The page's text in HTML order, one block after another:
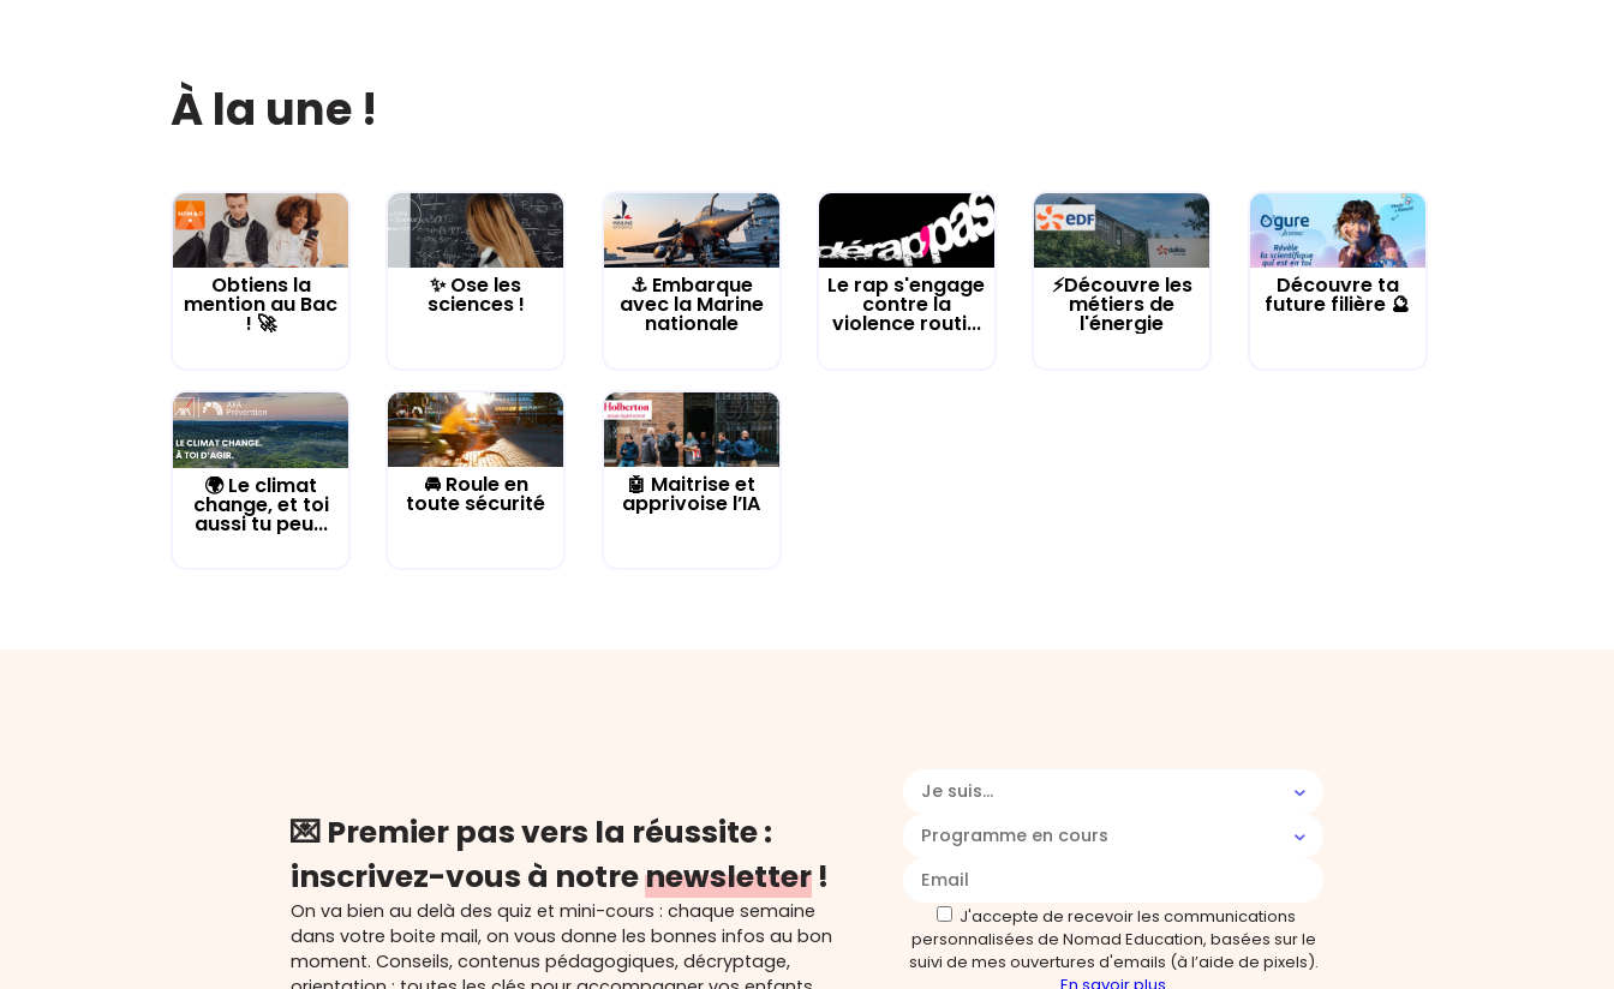
À la une !
Obtiens la
mention au Bac
! 🚀
✨ Ose les
sciences !
⚓️ Embarque
avec la Marine
nationale
Le rap s'engage
contre la
violence routi...
⚡Découvre les
métiers de
l'énergie
Découvre ta
future filière 🔮
🌍 Le climat
change, et toi
aussi tu peu...
🚘 Roule en
toute sécurité
🤖 Maitrise et
apprivoise l’IA
💌 Premier pas vers la réussite :
inscrivez-vous à notrenewsletter !
On va bien au delà des quiz et mini-cours : chaque semaine
dans votre boite mail, on vous donne les bonnes infos au bon
moment. Conseils, contenus pédagogiques, décryptage,
Je suis...
Programme en cours
J'accepte de recevoir les communications
personnalisées de Nomad Education, basées sur le
suivi de mes ouvertures d'emails (à l’aide de pixels).